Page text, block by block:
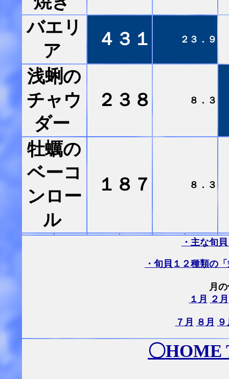
バエリ
ア
４３１ ２３．９
浅蜊の
チャウ
ダー
２３８ ８．３
牡蠣の
ベーコ
ンロー
ル
１８７ ８．３
・主な旬
・旬貝１２種類の
月
１月
２月
７月 ８月
〇HOME